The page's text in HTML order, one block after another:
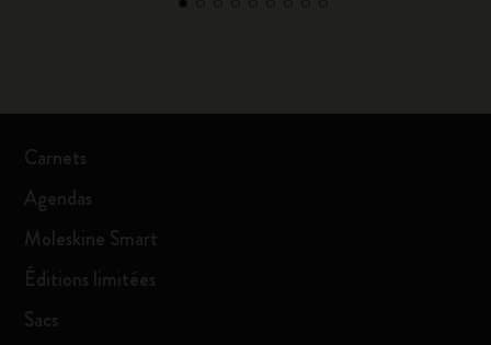
Carnets
Agendas
Moleskine Smart
Éditions limitées
Sacs